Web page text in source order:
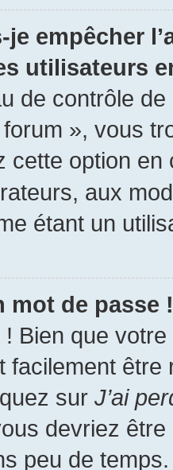
empêcher
utilisateurs
de contrôle
», vous
cette option
aux
étant un
mot de passe !
Bien que
facilement
sur J’ai
devriez
peu de temps.